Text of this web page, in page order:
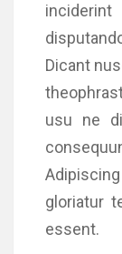
Dicant
usu ne
gloriatur
essent.